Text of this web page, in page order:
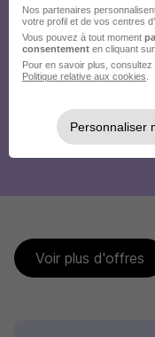
Voir plus d'offres
Nos partenaires
votre profil et de vos centres
Vous pouvez à tout moment
consentement en cliquant
Pour en savoir plus, consultez
Politique relative aux cookies
Personnaliser